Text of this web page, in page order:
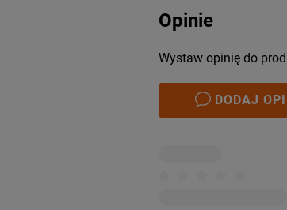
Opinie
Wystaw opinię do
DODAJ